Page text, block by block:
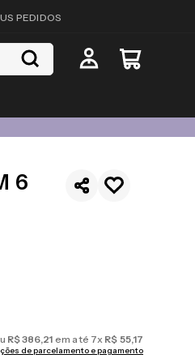
FRETE GRÁTIS EM TODO O SITE
PEDIDOS
COM ATÉ 50% OFF + 20% EXTRA
6
R$386,21 em até 7x R$ 55,17
de parcelamento e pagamento